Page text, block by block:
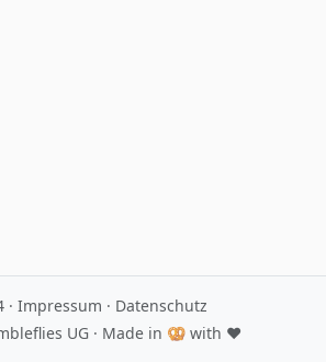
· Impressum · Datenschutz
UG · Made in 🥨 with ♥️